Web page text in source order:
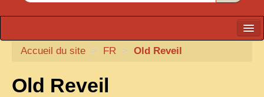
CARTACARO
PHOTOGRAPHES, EDITEURS
Accueil du site > FR > Old Reveil
Old Reveil